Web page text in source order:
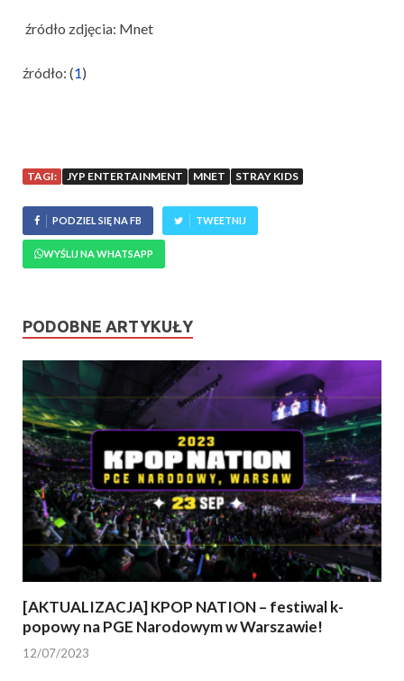
źródło zdjęcia: Mnet
źródło: (1)
TAGI: JYP ENTERTAINMENT MNET STRAY KIDS
PODZIEL SIĘ NA FB TWEETNIJ
WYŚLIJ NA WHATSAPP
PODOBNE ARTYKUŁY
[AKTUALIZACJA] KPOP NATION – festiwal k-
popowy na PGE Narodowym w Warszawie!
12/07/2023